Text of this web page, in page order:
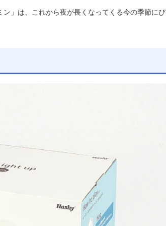
」は、これから夜が長くなってくる今の季節に